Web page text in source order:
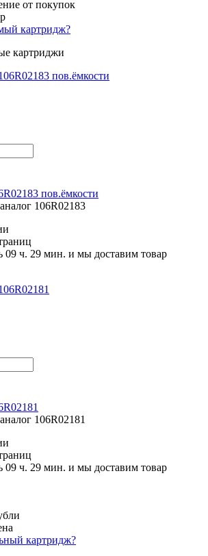
от покупок
картридж?
картриджи
пов.ёмкости
аналог 106R02183
09 ч. 29 мин. и мы доставим товар
аналог 106R02181
09 ч. 29 мин. и мы доставим товар
картридж?